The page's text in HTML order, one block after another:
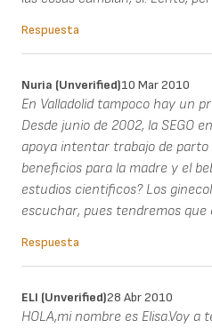
Respuesta
Nuria (unverified)10 Mar 2010
En Valladolid tampoco hay un
Desde junio de 2002, la SEGO
apoya intentar trabajo de parto
beneficios para la madre y el
estudios cientificos? Los
escuchar, pues tendremos
Respuesta
ELI (unverified)28 Abr 2010
HOLA,mi nombre es Elisa.Voy